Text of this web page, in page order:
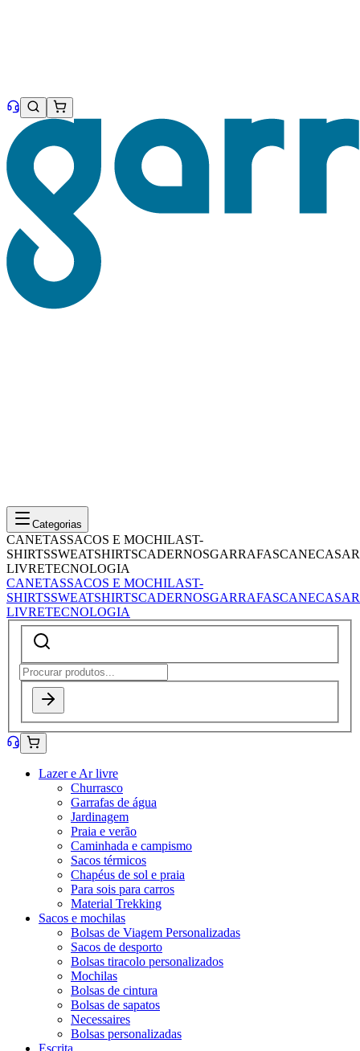
Categorias
CANETASSACOS E MOCHILAST-
SHIRTSSWEATSHIRTSCADERNOSGARRAFASCANECASAR
LIVRETECNOLOGIA
CANETASSACOS E MOCHILAST-
SHIRTSSWEATSHIRTSCADERNOSGARRAFASCANECASAR
LIVRETECNOLOGIA
Lazer e Ar livre
Churrasco
Garrafas de água
Jardinagem
Praia e verão
Caminhada e campismo
Sacos térmicos
Chapéus de sol e praia
Para sois para carros
Material Trekking
Sacos e mochilas
Bolsas de Viagem Personalizadas
Sacos de desporto
Bolsas tiracolo personalizados
Mochilas
Bolsas de cintura
Bolsas de sapatos
Necessaires
Bolsas personalizadas
Escrita